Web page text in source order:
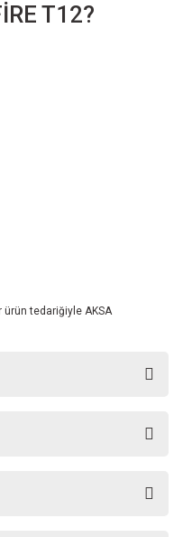
T12?
ürün tedariğiyle AKSA